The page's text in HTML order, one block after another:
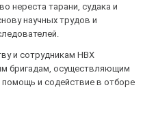
нереста тарани, судака и
научных трудов и
и сотрудникам НВХ
бригадам, осуществляющим
и содействие в отборе